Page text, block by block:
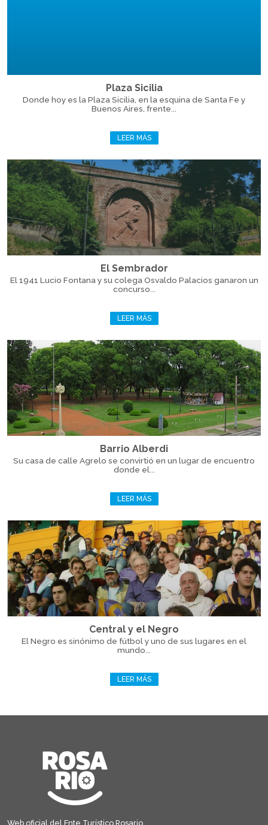
Plaza Sicilia
Donde hoy es la Plaza Sicilia, en la esquina de Santa Fe y
Buenos Aires, frente...
LEER MÁS
El Sembrador
El 1941 Lucio Fontana y su colega Osvaldo Palacios ganaron un
concurso...
LEER MÁS
Barrio Alberdi
Su casa de calle Agrelo se convirtió en un lugar de encuentro
donde el...
LEER MÁS
Central y el Negro
El Negro es sinónimo de fútbol y uno de sus lugares en el
mundo...
LEER MÁS
Web oficial del Ente Turístico Rosario